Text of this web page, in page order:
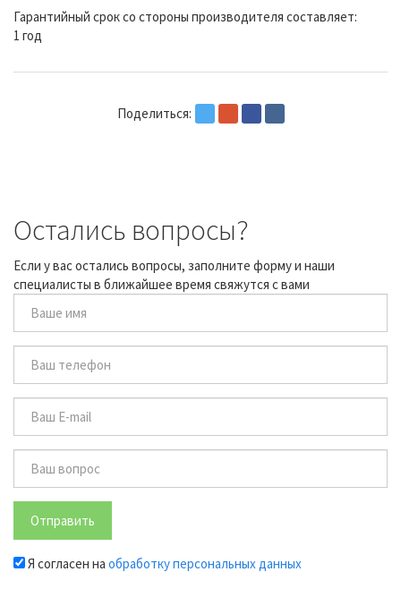
Гарантийный срок со стороны производителя составляет:
1 год
Поделиться:
Остались вопросы?
Если у вас остались вопросы, заполните форму и наши
специалисты в ближайшее время свяжутся с вами
Отправить
Я согласен на обработку персональных данных